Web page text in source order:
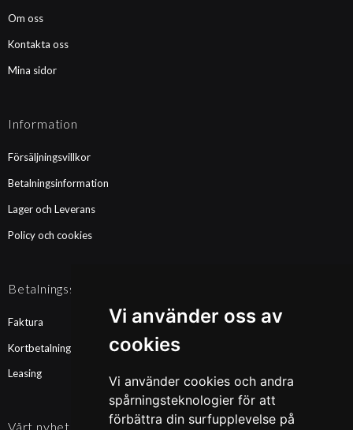
Vi använder oss av
cookies
Vi använder cookies och andra
spårningsteknologier för att
förbättra din surfupplevelse på
Om oss
Kontakta oss
Mina sidor
Information
Försäljningsvillkor
Betalningsinformation
Lager och Leverans
Policy och cookies
Betalningssätt
Faktura
Kortbetalning
Leasing
Vårt nyhetsbrev